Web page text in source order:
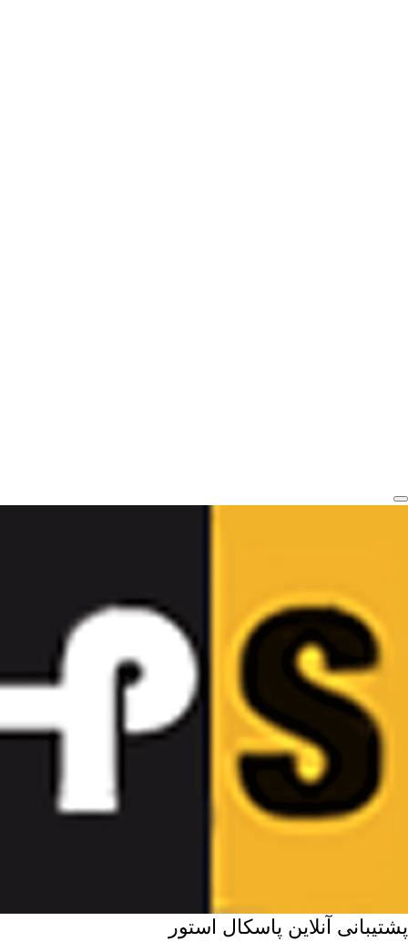
پشتیبانی آنلاین پاسکال استور